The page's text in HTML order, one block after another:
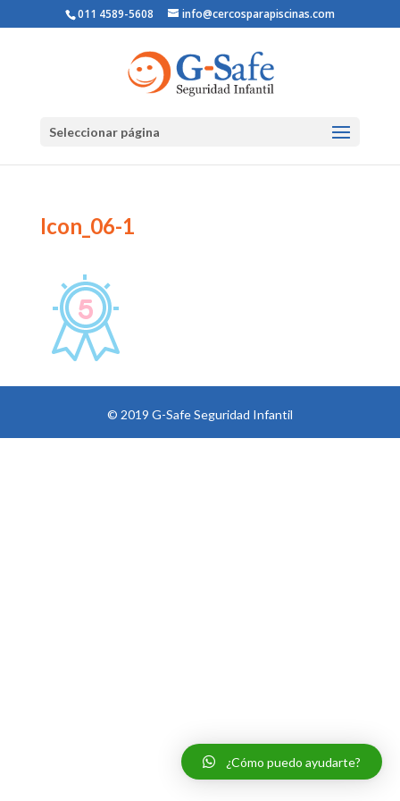
011 4589-5608 info@cercosparapiscinas.com
Seleccionar página
Icon_06-1
© 2019 G-Safe Seguridad Infantil
¿Cómo puedo ayudarte?